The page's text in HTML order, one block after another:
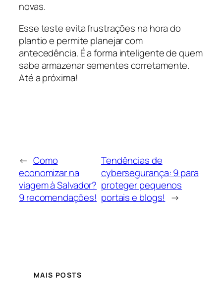
novas.
Esse teste evita frustrações na hora do
plantio e permite planejar com
antecedência. É a forma inteligente de quem
sabe armazenar sementes corretamente.
Até a próxima!
← Como
economizar na
viagem à Salvador?
9 recomendações!
Tendências de
cybersegurança: 9 para
proteger pequenos
portais e blogs! →
MAIS POSTS